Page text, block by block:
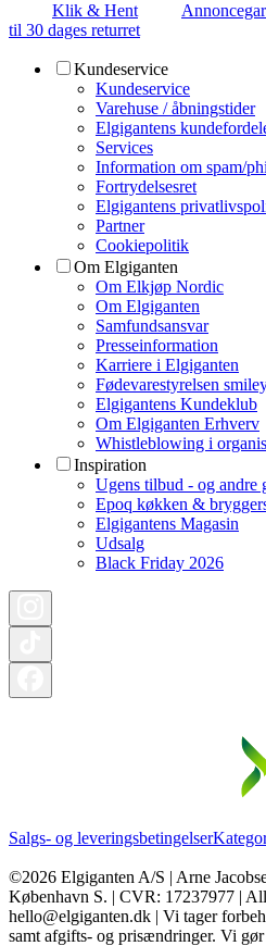
Klik & Hent
til 30 dages returret
Kundeservice
Kundeservice
Varehuse / åbningstider
Elgigantens
Services
Information om spam/
Fortrydelsesret
Elgigantens
Partner
Cookiepolitik
Om Elgiganten
Om Elkjøp Nordic
Om Elgiganten
Samfundsansvar
Presseinformation
Karriere i Elgiganten
Fødevarestyrelsen
Elgigantens Kundeklub
Om Elgiganten Erhverv
Whistleblowing i
Inspiration
Ugens tilbud - og andre
Epoq køkken &
Elgigantens Magasin
Udsalg
Black Friday 2026
Salgs- og leveringsbetingelser
©2026 Elgiganten A/S | Arne
København S. | CVR: 17237977 |
hello@elgiganten.dk | Vi tager
samt afgifts- og prisændringer. Vi